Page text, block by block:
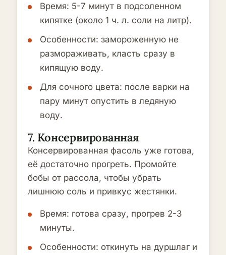
Время: 5-7 минут в подсоленном
кипятке (около 1 ч. л. соли на литр).
Особенности: замороженную не
размораживать, класть сразу в
кипящую воду.
Для сочного цвета: после варки на
пару минут опустить в ледяную
воду.
7. Консервированная
Консервированная фасоль уже готова,
её достаточно прогреть. Промойте
бобы от рассола, чтобы убрать
лишнюю соль и привкус жестянки.
Время: готова сразу, прогрев 2-3
минуты.
Особенности: откинуть на дуршлаг и